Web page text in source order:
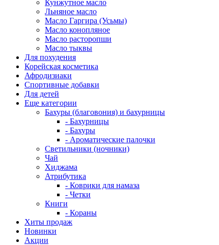
Кунжутное масло
Льняное масло
Масло Гаргира (Усьмы)
Масло конопляное
Масло расторопши
Масло тыквы
Для похудения
Корейская косметика
Афродизиаки
Спортивные добавки
Для детей
Еще категории
Бахуры (благовония) и бахурницы
- Бахурницы
- Бахуры
- Ароматические палочки
Светильники (ночники)
Чай
Хиджама
Атрибутика
- Коврики для намаза
- Четки
Книги
- Кораны
Хиты продаж
Новинки
Акции